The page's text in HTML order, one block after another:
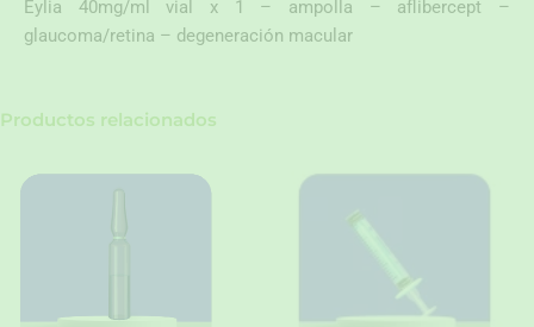
Eylia 40mg/ml vial x 1 – ampolla – aflibercept –
glaucoma/retina – degeneración macular
Productos relacionados